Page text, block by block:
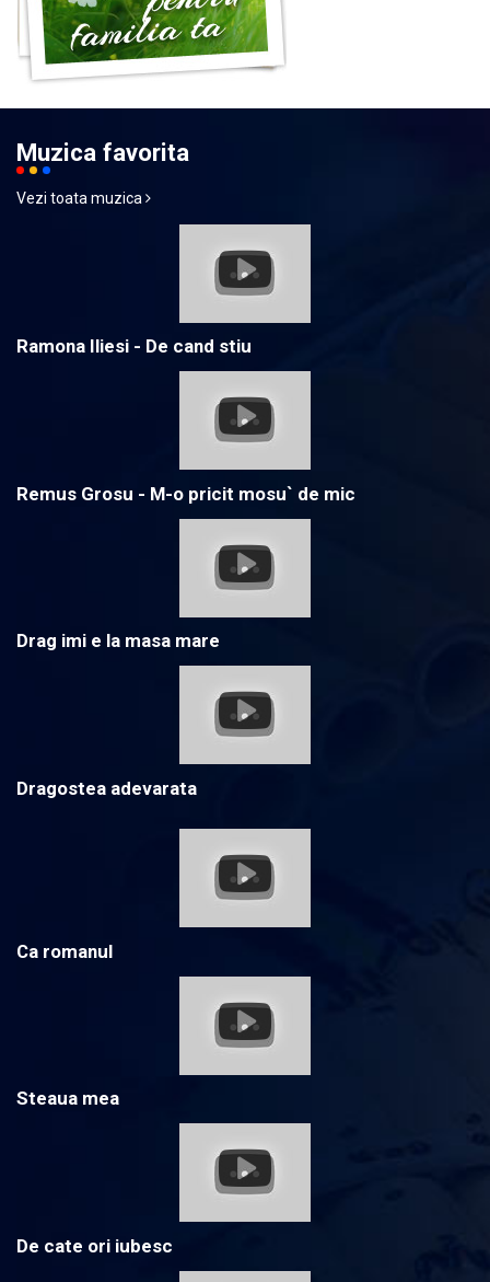
Muzica favorita
Vezi toata muzica
Ramona Iliesi - De cand stiu
Remus Grosu - M-o pricit mosu` de mic
Drag imi e la masa mare
Dragostea adevarata
Ca romanul
Steaua mea
De cate ori iubesc